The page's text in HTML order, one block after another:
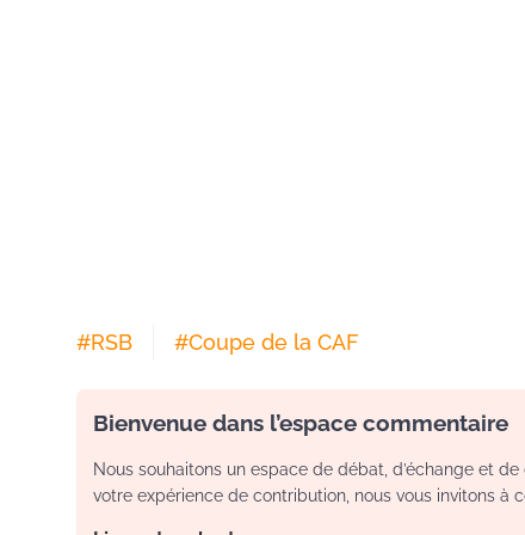
#RSB #Coupe de la CAF
Bienvenue dans l’espace commentaire
Nous souhaitons un espace de débat, d’échange et
votre expérience de contribution, nous vous invitons à